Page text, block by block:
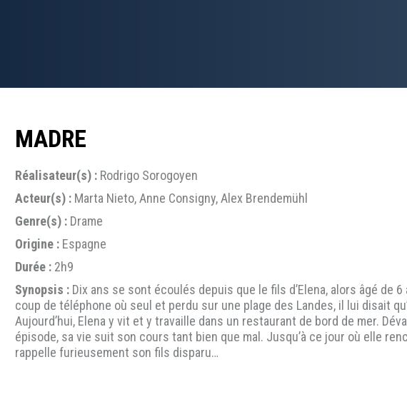
MADRE
Réalisateur(s) : Rodrigo Sorogoyen
Acteur(s) : Marta Nieto, Anne Consigny, Alex Brendemühl
Genre(s) : Drame
Origine : Espagne
Durée : 2h9
Synopsis : Dix ans se sont écoulés depuis que le fils d’Elena, alors âgé de
coup de téléphone où seul et perdu sur une plage des Landes, il lui disait
Aujourd’hui, Elena y vit et y travaille dans un restaurant de bord de mer.
épisode, sa vie suit son cours tant bien que mal. Jusqu’à ce jour où elle
rappelle furieusement son fils disparu…